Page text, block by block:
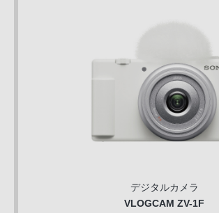
デジタルカメラ
VLOGCAM ZV-1F